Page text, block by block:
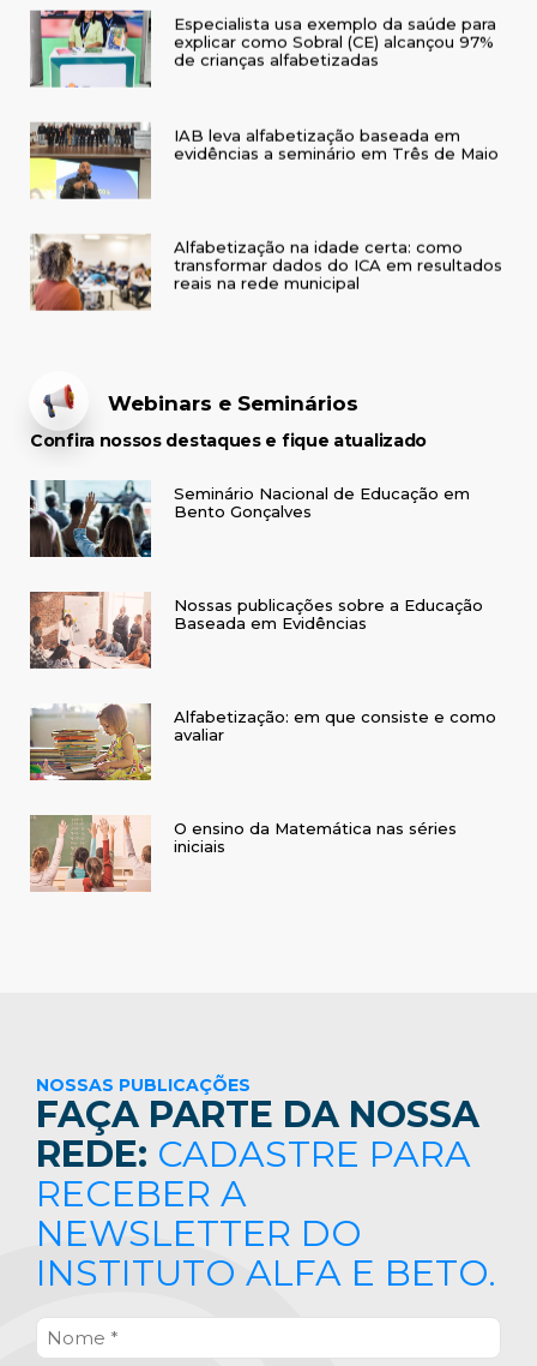
Especialista usa exemplo da saúde para
explicar como Sobral (CE) alcançou 97%
de crianças alfabetizadas
IAB leva alfabetização baseada em
evidências a seminário em Três de Maio
Alfabetização na idade certa: como
transformar dados do ICA em resultados
reais na rede municipal
Webinars e Seminários
Confira nossos destaques e fique atualizado
Seminário Nacional de Educação em
Bento Gonçalves
Nossas publicações sobre a Educação
Baseada em Evidências
Alfabetização: em que consiste e como
avaliar
O ensino da Matemática nas séries
iniciais
NOSSAS PUBLICAÇÕES
FAÇA PARTE DA NOSSA
REDE: CADASTRE PARA
RECEBER A
NEWSLETTER DO
INSTITUTO ALFA E BETO.